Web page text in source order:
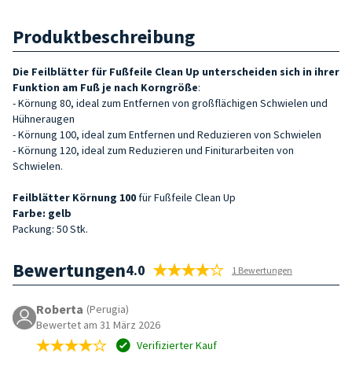
Produktbeschreibung
Die Feilblätter für Fußfeile Clean Up unterscheiden sich in ihrer
Funktion am Fuß je nach Korngröße:
- Körnung 80, ideal zum Entfernen von großflächigen Schwielen und
Hühneraugen
- Körnung 100, ideal zum Entfernen und Reduzieren von Schwielen
- Körnung 120, ideal zum Reduzieren und Finiturarbeiten von
Schwielen.
Feilblätter Körnung 100 für Fußfeile Clean Up
Farbe: gelb
Packung: 50 Stk.
Bewertungen4.0 1 Bewertungen
Roberta (Perugia)
Bewertet am 31 März 2026
Verifizierter Kauf